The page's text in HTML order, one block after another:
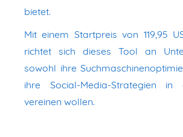
bietet.
Mit einem Startpreis von 119,95
richtet sich dieses Tool an
sowohl ihre
ihre Social-Media-Strategien in
vereinen wollen.